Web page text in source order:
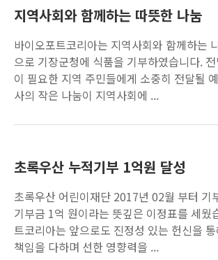
지역사회와 함께하는 따뜻한 나눔
바이오포트코리아는 지역사회와 함께하는
으로 기장군청에 식품을 기부하였습니다.
이 필요한 지역 주민들에게 소중히 전달될
사의 작은 나눔이 지역사회에 ...
초록우산 누적기부 1억원 달성
초록우산 어린이재단 2017년 02월 부터 기
기부금 1억 원이라는 뜻깊은 이정표를 세웠
트코리아는 앞으로도 진정성 있는 헌신을
책임을 다하며 선한 영향력을 ...